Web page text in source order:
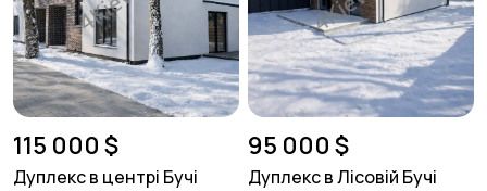
115 000 $
Дуплекс в центрі Бучі
95 000 $
Дуплекс в Лісовій Бучі